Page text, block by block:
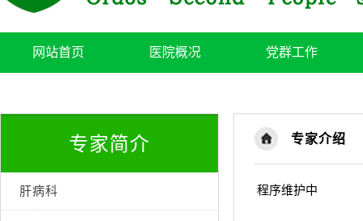
网站首页 医院概况 党群工作
专家简介
肝病科
专家介绍
程序维护中